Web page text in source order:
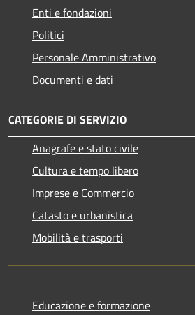
Enti e fondazioni
Politici
Personale Amministrativo
Documenti e dati
CATEGORIE DI SERVIZIO
Anagrafe e stato civile
Cultura e tempo libero
Imprese e Commercio
Catasto e urbanistica
Mobilità e trasporti
Educazione e formazione